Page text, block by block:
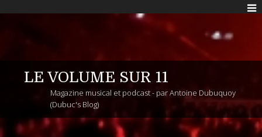
LE VOLUME SUR 11
Magazine musical et podcast - par Antoine Dubuquoy
(Dubuc's Blog)